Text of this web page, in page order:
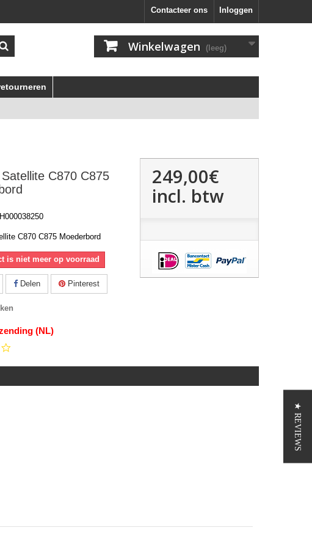
Inloggen
Contacteer ons
Winkelwagen (leeg)
C870 C875
H000038250
C870 C875 Moederbord
is niet meer op voorraad
Delen Pinterest
(NL)
rating
249,00€
incl. btw
★ REVIEWS